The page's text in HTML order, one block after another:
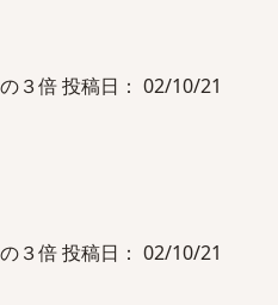
３倍 投稿日： 02/10/21
３倍 投稿日： 02/10/21